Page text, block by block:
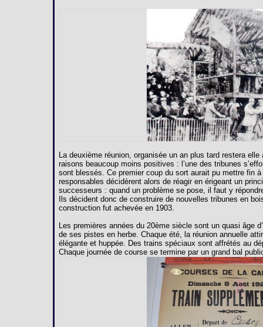
La deuxième réunion, organisée un an plus tard restera
raisons beaucoup moins positives : l’une des tribunes
sont blessés. Ce premier coup du sort aurait pu mettre fin à
responsables décidèrent alors de réagir en érigeant un
successeurs : quand un problème se pose, il faut y
Ils décident donc de construire de nouvelles tribunes en
construction fut achevée en 1903.
Les premières années du 20ème siècle sont un quasi âge
de ses pistes en herbe. Chaque été, la réunion annuelle
élégante et huppée. Des trains spéciaux sont affrétés au
Chaque journée de course se termine par un grand bal